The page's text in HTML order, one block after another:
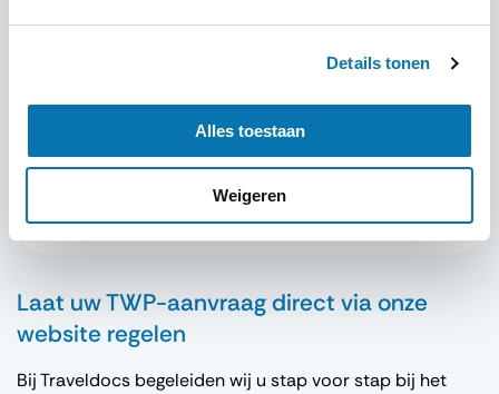
Details tonen
Alles toestaan
Weigeren
Visum aanvragen
Laat uw TWP-aanvraag direct via onze
website regelen
Bij Traveldocs begeleiden wij u stap voor stap bij het